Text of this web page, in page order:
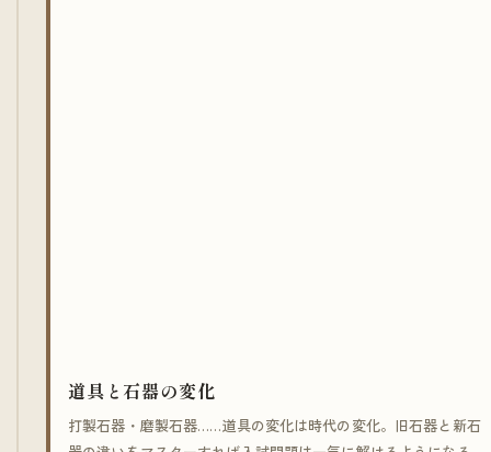
道具と石器の変化
打製石器・磨製石器……道具の変化は時代の変化。旧石器と新石